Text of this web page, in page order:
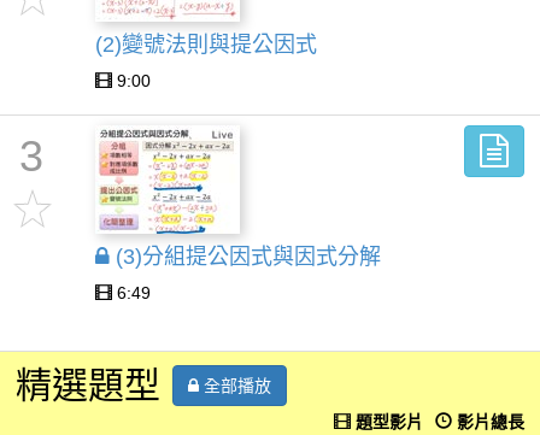
(2)變號法則與提公因式
9:00
3
(3)分組提公因式與因式分解
6:49
精選題型
全部播放
影片總長
題型影片